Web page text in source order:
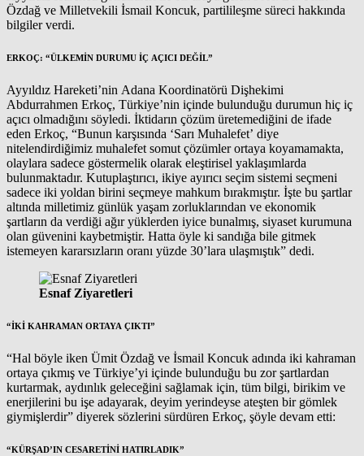
Özdağ ve Milletvekili İsmail Koncuk, partilileşme süreci hakkında
bilgiler verdi.
ERKOÇ: “ÜLKEMİN DURUMU İÇ AÇICI DEĞİL”
Ayyıldız Hareketi’nin Adana Koordinatörü Dişhekimi
Abdurrahmen Erkoç, Türkiye’nin içinde bulunduğu durumun hiç iç
açıcı olmadığını söyledi. İktidarın çözüm üretemediğini de ifade
eden Erkoç, “Bunun karşısında ‘Sarı Muhalefet’ diye
nitelendirdiğimiz muhalefet somut çözümler ortaya koyamamakta,
olaylara sadece göstermelik olarak eleştirisel yaklaşımlarda
bulunmaktadır. Kutuplaştırıcı, ikiye ayırıcı seçim sistemi seçmeni
sadece iki yoldan birini seçmeye mahkum bırakmıştır. İşte bu şartlar
altında milletimiz günlük yaşam zorluklarından ve ekonomik
şartların da verdiği ağır yüklerden iyice bunalmış, siyaset kurumuna
olan güvenini kaybetmiştir. Hatta öyle ki sandığa bile gitmek
istemeyen kararsızların oranı yüzde 30’lara ulaşmıştık” dedi.
Esnaf Ziyaretleri
“İKİ KAHRAMAN ORTAYA ÇIKTI”
“Hal böyle iken Ümit Özdağ ve İsmail Koncuk adında iki kahraman
ortaya çıkmış ve Türkiye’yi içinde bulunduğu bu zor şartlardan
kurtarmak, aydınlık geleceğini sağlamak için, tüm bilgi, birikim ve
enerjilerini bu işe adayarak, deyim yerindeyse ateşten bir gömlek
giymişlerdir” diyerek sözlerini sürdüren Erkoç, şöyle devam etti:
“KÜRŞAD’IN CESARETİNİ HATIRLADIK”